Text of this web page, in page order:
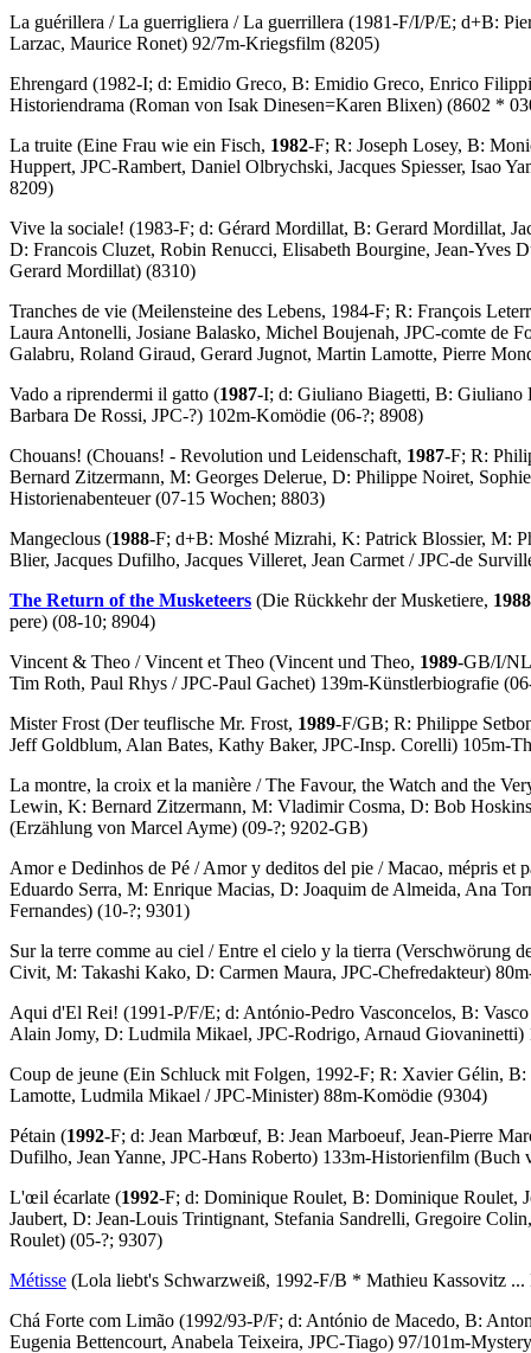
La guérillera /La guerrigliera /La guerrillera (1981-F/I/P/E; d+B:
Larzac, Maurice Ronet) 92/7m-Kriegsfilm (8205)
Ehrengard (1982-I; d: Emidio Greco, B: Emidio Greco, Enrico
Historiendrama (Roman von Isak Dinesen=Karen Blixen) (8602 *
La truite (Eine Frau wie ein Fisch, 1982-F; R: Joseph Losey, B:
Huppert, JPC-Rambert, Daniel Olbrychski, Jacques Spiesser, Isao
8209)
Vive la sociale! (1983-F; d: Gérard Mordillat, B: Gerard Mordillat,
D: Francois Cluzet, Robin Renucci, Elisabeth Bourgine, Jean-Yves
Gerard Mordillat) (8310)
Tranches de vie (Meilensteine des Lebens, 1984-F; R: François
Laura Antonelli, Josiane Balasko, Michel Boujenah, JPC-comte de
Galabru, Roland Giraud, Gerard Jugnot, Martin Lamotte, Pierre
Vado a riprendermi il gatto (1987-I; d: Giuliano Biagetti, B: Giuliano
Barbara De Rossi, JPC-?) 102m-Komödie (06-?; 8908)
Chouans! (Chouans! - Revolution und Leidenschaft, 1987-F; R:
Bernard Zitzermann, M: Georges Delerue, D: Philippe Noiret,
Historienabenteuer (07-15 Wochen; 8803)
Mangeclous (1988-F; d+B: Moshé Mizrahi, K: Patrick Blossier, M:
Blier, Jacques Dufilho, Jacques Villeret, Jean Carmet / JPC-de
The Return of the Musketeers (Die Rückkehr der Musketiere, 1988
pere) (08-10; 8904)
Vincent & Theo /Vincent et Theo (Vincent und Theo, 1989-GB/I/
Tim Roth, Paul Rhys / JPC-Paul Gachet) 139m-Künstlerbiografie
Mister Frost (Der teuflische Mr. Frost, 1989-F/GB; R: Philippe
Jeff Goldblum, Alan Bates, Kathy Baker, JPC-Insp. Corelli) 105m-
La montre, la croix et la manière /The Favour, the Watch and the
Lewin, K: Bernard Zitzermann, M: Vladimir Cosma, D: Bob
(Erzählung von Marcel Ayme) (09-?; 9202-GB)
Amor e Dedinhos de Pé /Amor y deditos del pie /Macao, mépris et
Eduardo Serra, M: Enrique Macias, D: Joaquim de Almeida, Ana
Fernandes) (10-?; 9301)
Sur la terre comme au ciel /Entre el cielo y la tierra (Verschwörung
Civit, M: Takashi Kako, D: Carmen Maura, JPC-Chefredakteur)
Aqui d'El Rei! (1991-P/F/E; d: António-Pedro Vasconcelos, B:
Alain Jomy, D: Ludmila Mikael, JPC-Rodrigo, Arnaud
Coup de jeune (Ein Schluck mit Folgen, 1992-F; R: Xavier Gélin,
Lamotte, Ludmila Mikael / JPC-Minister) 88m-Komödie (9304)
Pétain (1992-F; d: Jean Marbœuf, B: Jean Marboeuf, Jean-Pierre
Dufilho, Jean Yanne, JPC-Hans Roberto) 133m-Historienfilm (Buch
L'œil écarlate (1992-F; d: Dominique Roulet, B: Dominique Roulet,
Jaubert, D: Jean-Louis Trintignant, Stefania Sandrelli, Gregoire
Roulet) (05-?; 9307)
Métisse (Lola liebt's Schwarzweiß, 1992-F/B * Mathieu Kassovitz
Chá Forte com Limão (1992/93-P/F; d: António de Macedo, B:
Eugenia Bettencourt, Anabela Teixeira, JPC-Tiago) 97/101m-